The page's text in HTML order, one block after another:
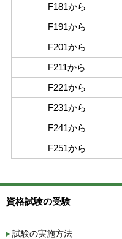
F181から
F191から
F201から
F211から
F221から
F231から
F241から
F251から
資格試験の受験
試験の実施方法